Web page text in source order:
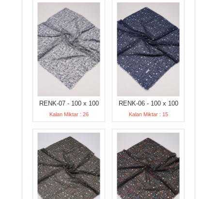
RENK-07 - 100 x 100
Kalan Miktar : 26
RENK-06 - 100 x 100
Kalan Miktar : 15